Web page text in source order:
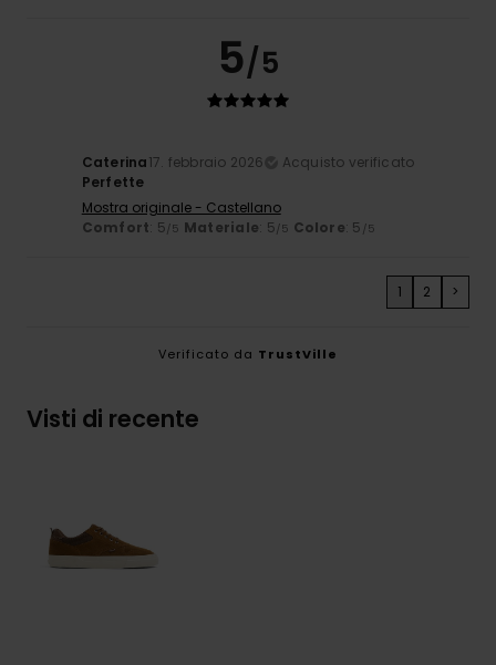
5/5
Caterina17. febbraio 2026
Acquisto verificato
Perfette
Mostra originale - Castellano
Comfort: 5/5 Materiale: 5/5 Colore: 5 /5
1 2 >
Verificato da TrustVille
Visti di recente